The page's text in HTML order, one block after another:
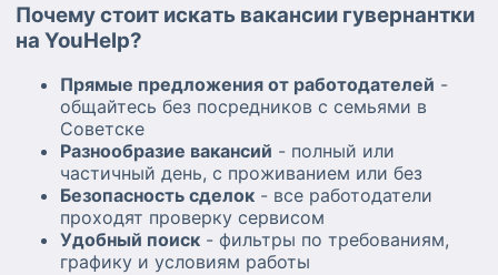
Почему стоит искать вакансии гувернантки
на YouHelp?
Прямые предложения от работодателей -
общайтесь без посредников с семьями в
Советске
Разнообразие вакансий - полный или
частичный день, с проживанием или без
Безопасность сделок - все работодатели
проходят проверку сервисом
Удобный поиск - фильтры по требованиям,
графику и условиям работы